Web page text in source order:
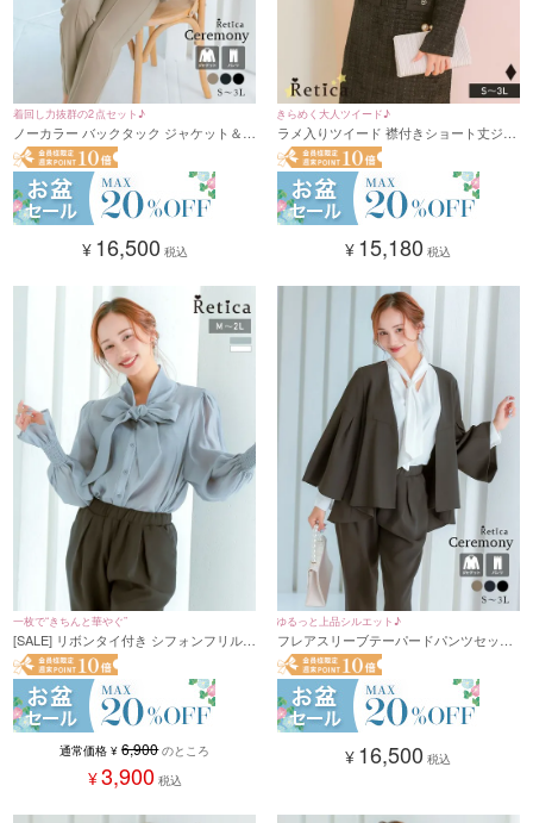
着回し力抜群の2点セット♪
ノーカラー バックタック ジャケット＆セ
ンタープレス ストレートパンツ 2点セッ
ト セレモニースーツ セットアップ(Sサイ
ズ～3Lサイズ) (ダークベージュ/ネイビ
ー/ブラック)
¥ 16,500 税込
きらめく大人ツイード♪
ラメ入りツイード 襟付きショート丈ジャ
ケット&膝下タイトスカートノースリー
ブワンピース 2点セット セレモニースー
ツ(Sサイズ～3Lサイズ) (ブラック)
¥ 15,180 税込
一枚で“きちんと華やぐ”
[SALE] リボンタイ付き シフォンフリル袖
シアーブラウス セレモニー 通勤 オフィ
ス 入学式 入園式 卒業式 卒園式
通常価格 ¥ 6,900 のところ
¥3,900 税込
ゆるっと上品シルエット♪
フレアスリーブテーパードパンツセット
アップセレモニースーツ(Sサイズ～3Lサ
イズ) (ダークベージュ/ネイビー/ブラッ
ク)
¥ 16,500 税込